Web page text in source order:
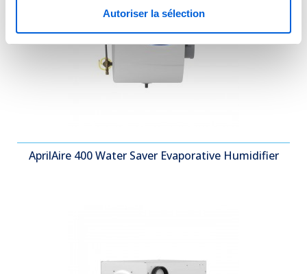
Autoriser la sélection
AprilAire 400 Water Saver Evaporative Humidifier